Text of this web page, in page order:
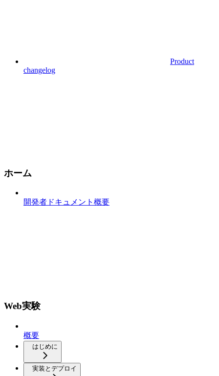
Product
changelog
ホーム
開発者ドキュメント概要
Web実験
概要
はじめに
実装とデプロイ